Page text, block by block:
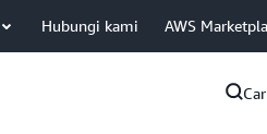
Hubungi kami AWS